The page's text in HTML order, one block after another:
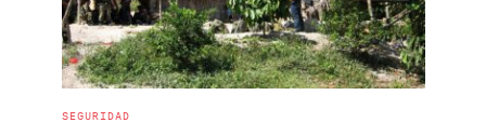
SEGURIDAD